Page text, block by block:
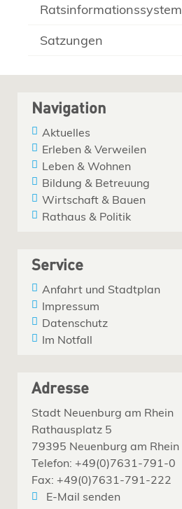
Ratsinformationssystem
Satzungen
Navigation
Aktuelles
Erleben & Verweilen
Leben & Wohnen
Bildung & Betreuung
Wirtschaft & Bauen
Rathaus & Politik
Service
Anfahrt und Stadtplan
Impressum
Datenschutz
Im Notfall
Adresse
Stadt Neuenburg am Rhein
Rathausplatz 5
79395 Neuenburg am Rhein
Telefon: +49(0)7631-791-0
Fax: +49(0)7631-791-222
E-Mail senden